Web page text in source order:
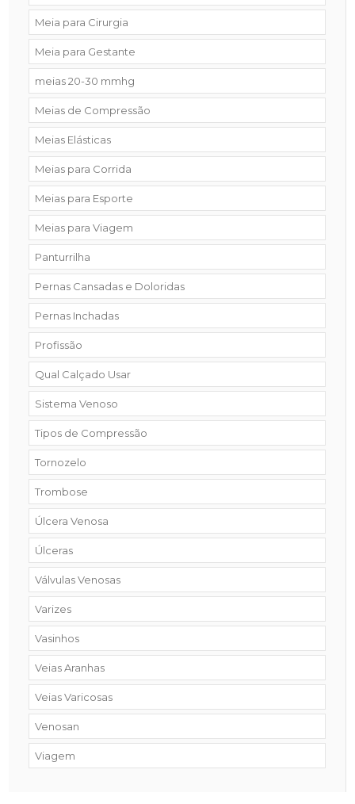
Meia para Cirurgia
Meia para Gestante
meias 20-30 mmhg
Meias de Compressão
Meias Elásticas
Meias para Corrida
Meias para Esporte
Meias para Viagem
Panturrilha
Pernas Cansadas e Doloridas
Pernas Inchadas
Profissão
Qual Calçado Usar
Sistema Venoso
Tipos de Compressão
Tornozelo
Trombose
Úlcera Venosa
Úlceras
Válvulas Venosas
Varizes
Vasinhos
Veias Aranhas
Veias Varicosas
Venosan
Viagem